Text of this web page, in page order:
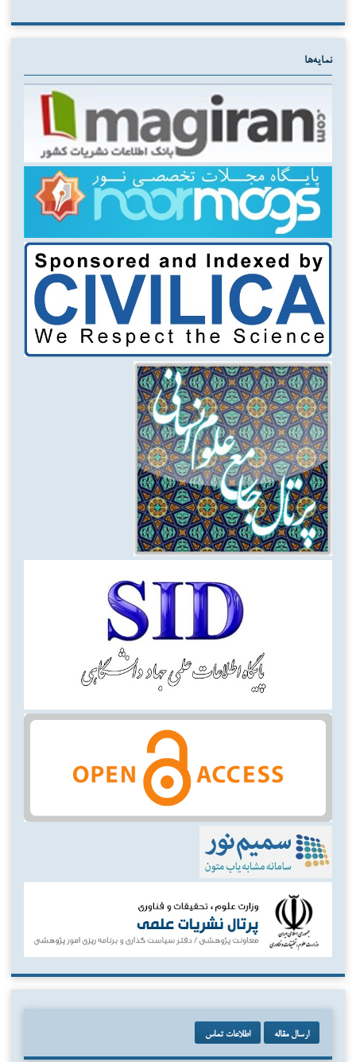
نمایه‌ها
ارسال مقاله اطلاعات تماس